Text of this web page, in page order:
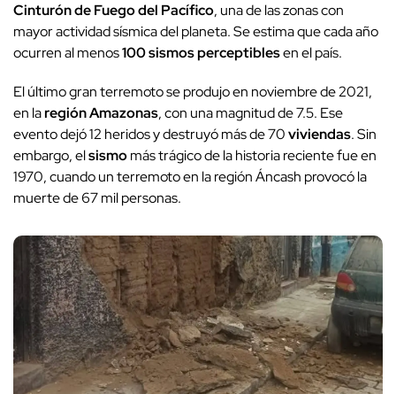
Cinturón de Fuego del Pacífico, una de las zonas con
mayor actividad sísmica del planeta. Se estima que cada año
ocurren al menos100 sismos perceptiblesen el país.
El último gran terremoto se produjo en noviembre de 2021,
en laregión Amazonas, con una magnitud de 7.5. Ese
evento dejó 12 heridos y destruyó más de 70viviendas. Sin
embargo, elsismomás trágico de la historia reciente fue en
1970, cuando un terremoto en la región Áncash provocó la
muerte de 67 mil personas.